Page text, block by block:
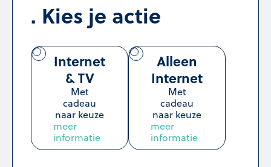
Kies je actie
Internet
& TV
Met
cadeau
naar keuze
meer
informatie
Alleen
Internet
Met
cadeau
naar keuze
meer
informatie